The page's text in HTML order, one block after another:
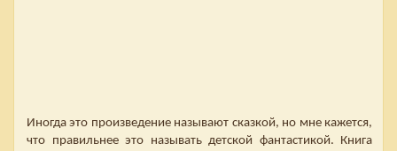
Иногда это произведение называют сказкой, но мне кажется,
что правильнее это называть детской фантастикой. Книга